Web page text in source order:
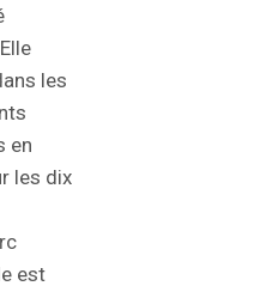
les
en
les dix
est